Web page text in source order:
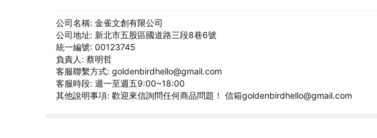
公司名稱: 金雀文創有限公司
公司地址: 新北市五股區國道路三段8巷6號
統一編號: 00123745
負責人: 蔡明哲
客服聯繫方式: goldenbirdhello@gmail.com
客服時段: 週一至週五9:00~18:00
其他說明事項: 歡迎來信詢問任何商品問題！ 信箱goldenbirdhello@gmail.com